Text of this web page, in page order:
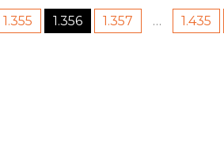
1.355 1.356 1.357 … 1.435